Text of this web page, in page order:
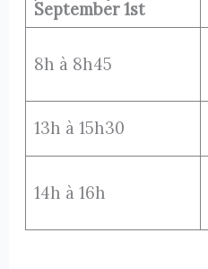
September 1st
8h à 8h45
13h à 15h30
14h à 16h